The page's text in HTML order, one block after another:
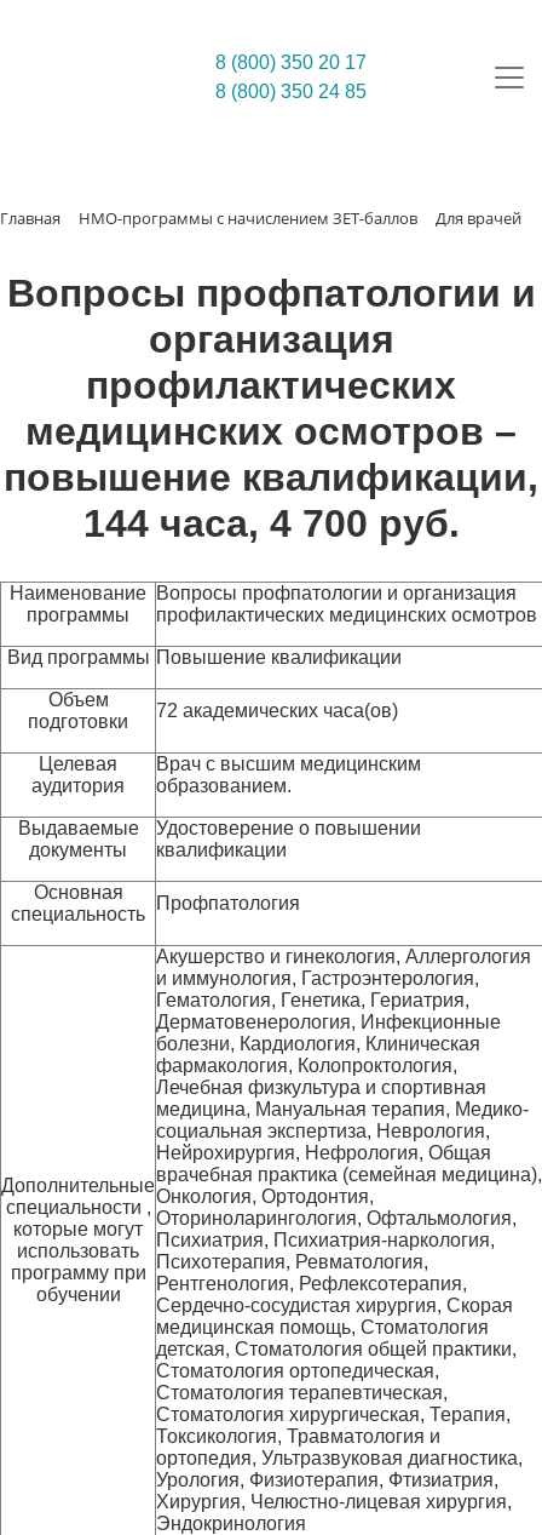
8 (800) 350 20 17
8 (800) 350 24 85
Главная НМО-программы с начислением ЗЕТ-баллов Для врачей
Вопросы профпатологии и
организация
профилактических
медицинских осмотров –
повышение квалификации,
144 часа, 4 700 руб.
Наименование
программы
Вопросы профпатологии и организация
профилактических медицинских осмотров
Вид программы Повышение квалификации
Объем
подготовки
72 академических часа(ов)
Целевая
аудитория
Врач с высшим медицинским
образованием.
Выдаваемые
документы
Удостоверение о повышении
квалификации
Основная
специальность
Профпатология
Дополнительные
специальности ,
которые могут
использовать
программу при
обучении
Акушерство и гинекология, Аллергология
и иммунология, Гастроэнтерология,
Гематология, Генетика, Гериатрия,
Дерматовенерология, Инфекционные
болезни, Кардиология, Клиническая
фармакология, Колопроктология,
Лечебная физкультура и спортивная
медицина, Мануальная терапия, Медико-
социальная экспертиза, Неврология,
Нейрохирургия, Нефрология, Общая
врачебная практика (семейная медицина),
Онкология, Ортодонтия,
Оториноларингология, Офтальмология,
Психиатрия, Психиатрия-наркология,
Психотерапия, Ревматология,
Рентгенология, Рефлексотерапия,
Сердечно-сосудистая хирургия, Скорая
медицинская помощь, Стоматология
детская, Стоматология общей практики,
Стоматология ортопедическая,
Стоматология терапевтическая,
Стоматология хирургическая, Терапия,
Токсикология, Травматология и
ортопедия, Ультразвуковая диагностика,
Урология, Физиотерапия, Фтизиатрия,
Хирургия, Челюстно-лицевая хирургия,
Эндокринология